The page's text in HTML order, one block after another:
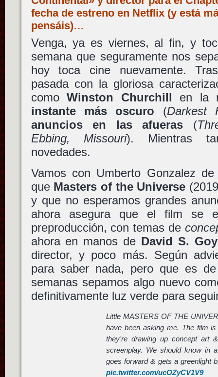
fecha de estreno en Netflix (y está
pensáis)…
Venga, ya es viernes, al fin, y
semana que seguramente nos
hoy toca cine nuevamente.
pasada con la gloriosa
comoWinston Churchill en la
instante más oscuro (Darkest
anuncios en las afueras (
Ebbing, Missouri). Mientras
novedades.
Vamos con Umberto Gonzalez
que Masters of the Universe
y que no esperamos grandes
ahora asegura que el film se
preproducción, con temas de
ahora en manos de David S.
director, y poco más. Según
para saber nada, pero que es
semanas sepamos algo nuevo
definitivamente luz verde para
Little MASTERS OF THE
have been asking me. The film
they're drawing up concept art
screenplay. We should know in
goes forward & gets a greenlight
pic.twitter.com/ucOZyCV1V9